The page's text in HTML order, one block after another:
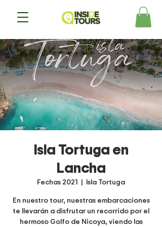
Isla Tortuga en
Lancha
Fechas 2021
  |
Isla Tortuga
En nuestro tour, nuestras embarcaciones
te llevarán a disfrutar un recorrido por el
hermoso Golfo de Nicoya, viendo las